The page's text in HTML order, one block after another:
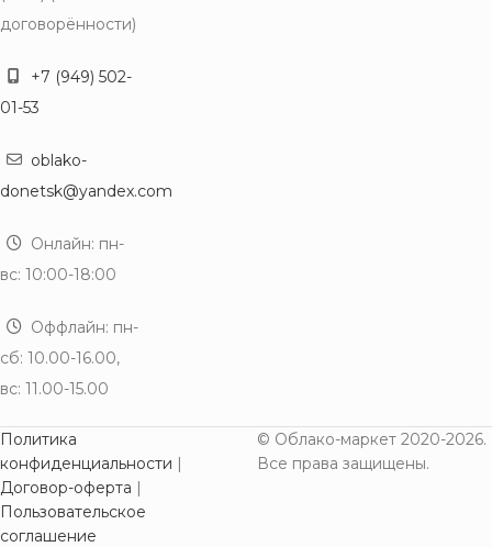
договорённости)
+7 (949) 502-
01-53
oblako-
donetsk@yandex.com
Онлайн: пн-
вс: 10:00-18:00
Оффлайн: пн-
сб: 10.00-16.00,
вс: 11.00-15.00
Политика
конфиденциальности |
Договор-оферта |
Пользовательское
соглашение
© Облако-маркет 2020-2026.
Все права защищены.